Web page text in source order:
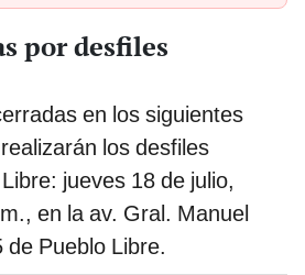
por desfiles
en los siguientes
los desfiles
jueves 18 de julio,
en la av. Gral. Manuel
Pueblo Libre.